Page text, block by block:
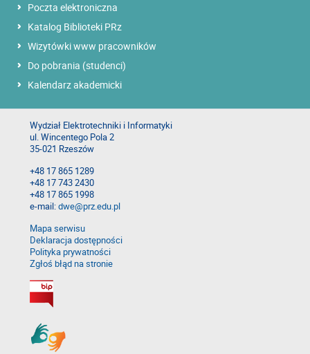
Poczta elektroniczna
Katalog Biblioteki PRz
Wizytówki www pracowników
Do pobrania (studenci)
Kalendarz akademicki
Wydział Elektrotechniki i Informatyki
ul. Wincentego Pola 2
35-021 Rzeszów
+48 17 865 1289
+48 17 743 2430
+48 17 865 1998
e-mail:dwe@prz.edu.pl
Mapa serwisu
Deklaracja dostępności
Polityka prywatności
Zgłoś błąd na stronie